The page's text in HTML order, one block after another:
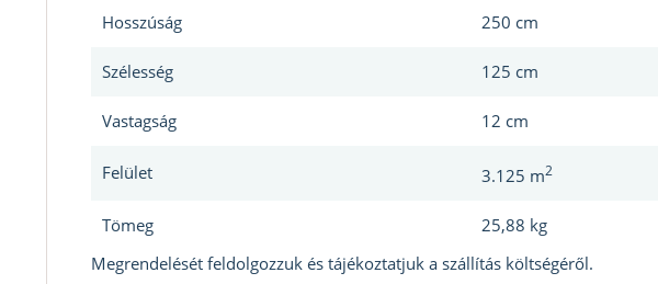
Hosszúság 250 cm
Szélesség 125 cm
Vastagság 12 cm
Felület 3.125 m2
Tömeg
25,88 kg
Megrendelését feldolgozzuk és tájékoztatjuk a szállítás költségéről.